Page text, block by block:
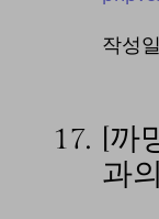
작성
17. [까
과